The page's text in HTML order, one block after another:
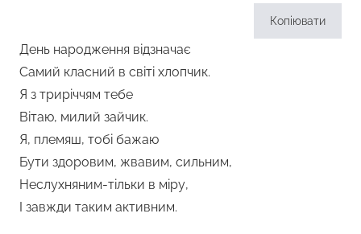
Копіювати
День народження відзначає
Самий класний в світі хлопчик.
Я з триріччям тебе
Вітаю, милий зайчик.
Я, племяш, тобі бажаю
Бути здоровим, жвавим, сильним,
Неслухняним-тільки в міру,
І завжди таким активним.